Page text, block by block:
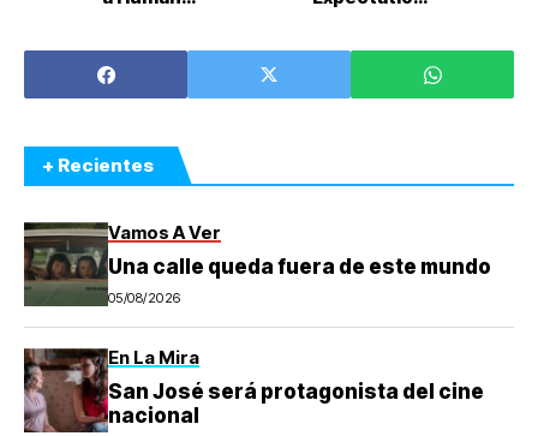
+ Recientes
Vamos A Ver
Una calle queda fuera de este mundo
05/08/2026
En La Mira
San José será protagonista del cine
nacional